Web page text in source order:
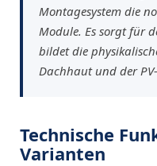
Montagesystem die
Module. Es sorgt für
bildet die
Dachhaut und der
Technische
Varianten